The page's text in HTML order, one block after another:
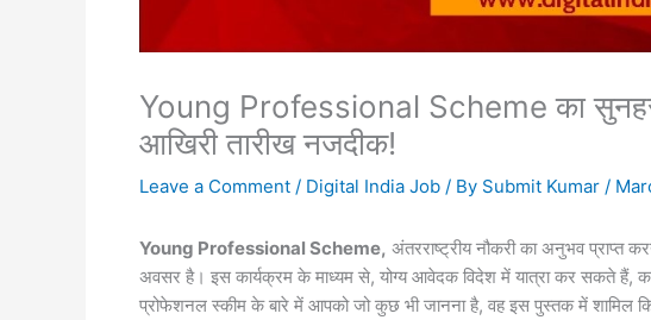
Young Professional Scheme का
आखिरी तारीख नजदीक!
Leave a Comment / Digital India Job / By Submit Kumar /
Young Professional Scheme, अंतरराष्ट्रीय नौकरी का अनुभव
अवसर है। इस कार्यक्रम के माध्यम से, योग्य आवेदक विदेश में यात्रा कर सकते
प्रोफेशनल स्कीम के बारे में आपको जो कुछ भी जानना है, वह इस पुस्तक में शामिल